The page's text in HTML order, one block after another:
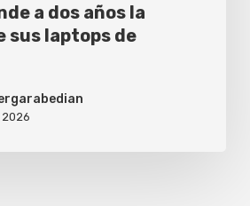
a dos años la
sus laptops de